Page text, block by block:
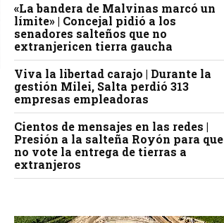
«La bandera de Malvinas marcó un
límite» | Concejal pidió a los
senadores salteños que no
extranjericen tierra gaucha
Viva la libertad carajo | Durante la
gestión Milei, Salta perdió 313
empresas empleadoras
Cientos de mensajes en las redes |
Presión a la salteña Royón para que
no vote la entrega de tierras a
extranjeros